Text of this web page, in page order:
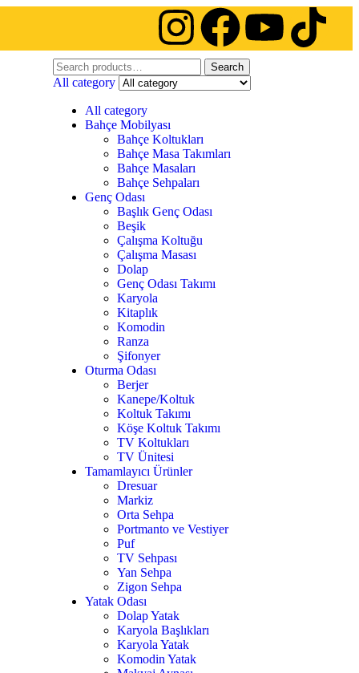
Search
All category
All category
Bahçe Mobilyası
Bahçe Koltukları
Bahçe Masa Takımları
Bahçe Masaları
Bahçe Sehpaları
Genç Odası
Başlık Genç Odası
Beşik
Çalışma Koltuğu
Çalışma Masası
Dolap
Genç Odası Takımı
Karyola
Kitaplık
Komodin
Ranza
Şifonyer
Oturma Odası
Berjer
Kanepe/Koltuk
Koltuk Takımı
Köşe Koltuk Takımı
TV Koltukları
TV Ünitesi
Tamamlayıcı Ürünler
Dresuar
Markiz
Orta Sehpa
Portmanto ve Vestiyer
Puf
TV Sehpası
Yan Sehpa
Zigon Sehpa
Yatak Odası
Dolap Yatak
Karyola Başlıkları
Karyola Yatak
Komodin Yatak